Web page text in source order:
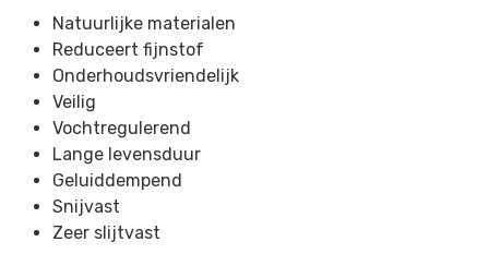
Natuurlijke materialen
Reduceert fijnstof
Onderhoudsvriendelijk
Veilig
Vochtregulerend
Lange levensduur
Geluiddempend
Snijvast
Zeer slijtvast